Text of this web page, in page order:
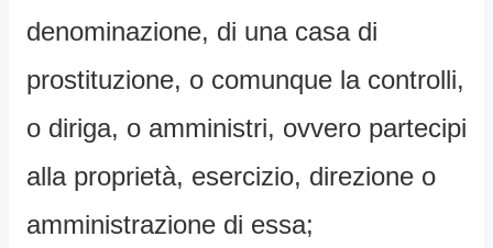
denominazione, di una casa di
prostituzione, o comunque la controlli,
o diriga, o amministri, ovvero partecipi
alla proprietà, esercizio, direzione o
amministrazione di essa;